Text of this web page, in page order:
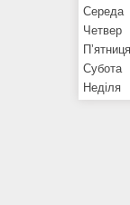
Середа
Четвер
Пʼятниця
Субота
Неділя